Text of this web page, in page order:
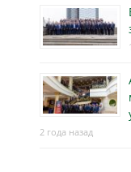
2 года назад